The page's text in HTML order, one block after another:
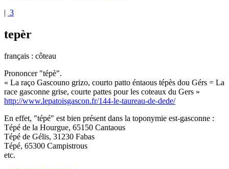
| 3
tepèr
français : côteau
Prononcer "tépè".
« La raço Gascouno grizo, courto patto éntaous tépès dou Gérs = La
race gasconne grise, courte pattes pour les coteaux du Gers »
http://www.lepatoisgascon.fr/144-le-taureau-de-dede/
En effet, "tépé" est bien présent dans la toponymie est-gasconne :
Tépé de la Hourgue, 65150 Cantaous
Tépé de Gélis, 31230 Fabas
Tépé, 65300 Campistrous
etc.